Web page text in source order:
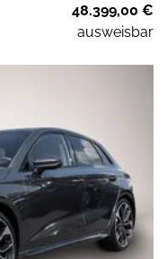
48.399,00 €
ausweisbar